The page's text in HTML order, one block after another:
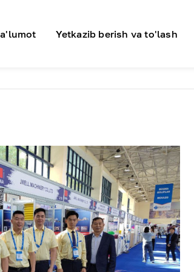
навигация
Yetkazib berish va to'lash